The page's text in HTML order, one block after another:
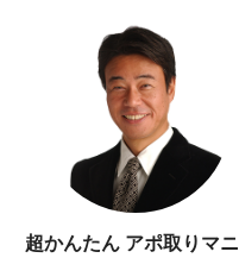
超かんたん アポ取りマニ